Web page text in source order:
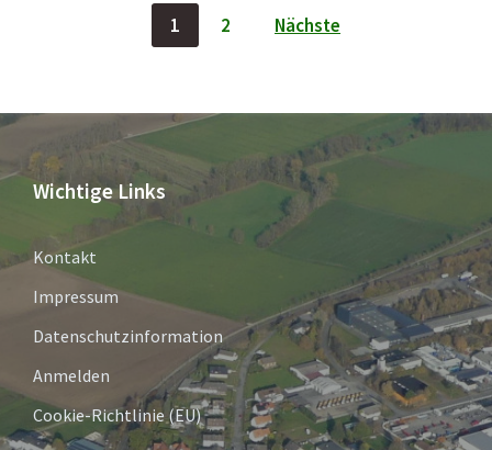
Seitennummerierung
Beiträge
1 2 Nächste
Wichtige Links
Kontakt
Impressum
Datenschutzinformation
Anmelden
Cookie-Richtlinie (EU)